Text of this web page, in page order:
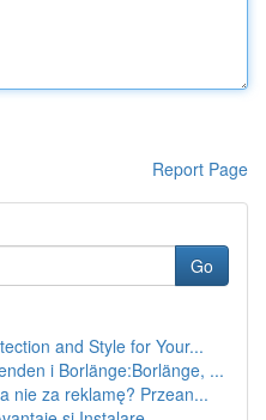
Report Page
Go
and Style for Your...
i Borlänge:Borlänge, ...
nie za reklamę? Przean...